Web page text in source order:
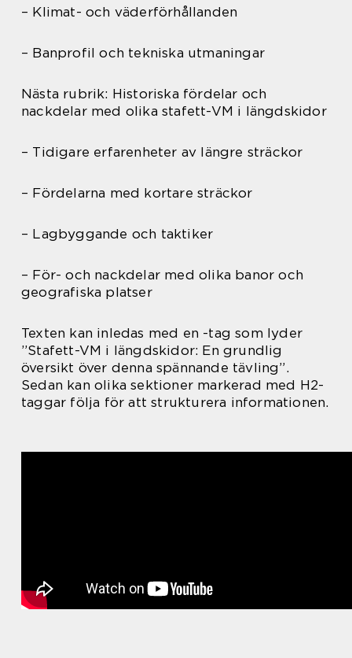
– Klimat- och väderförhållanden
– Banprofil och tekniska utmaningar
Nästa rubrik: Historiska fördelar och
nackdelar med olika stafett-VM i längdskidor
– Tidigare erfarenheter av längre sträckor
– Fördelarna med kortare sträckor
– Lagbyggande och taktiker
– För- och nackdelar med olika banor och
geografiska platser
Texten kan inledas med en -tag som lyder
”Stafett-VM i längdskidor: En grundlig
översikt över denna spännande tävling”.
Sedan kan olika sektioner markerad med H2-
taggar följa för att strukturera informationen.